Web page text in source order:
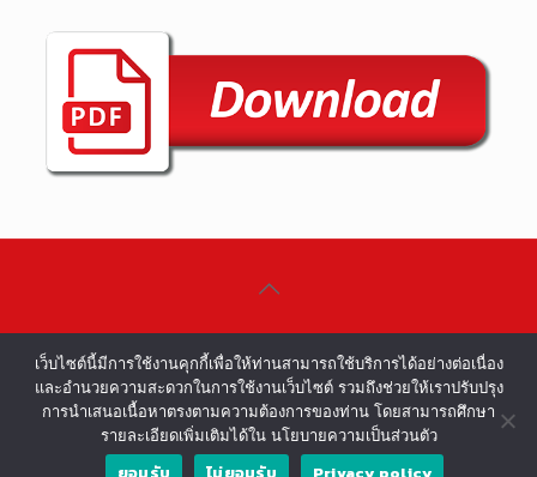
©COPYRIGHT 2002-2016 ALL RIGHTS
RESERVED.
เว็บไซต์นี้มีการใช้งานคุกกี้เพื่อให้ท่านสามารถใช้บริการได้อย่างต่อเนื่อง
และอำนวยความสะดวกในการใช้งานเว็บไซต์ รวมถึงช่วยให้เราปรับปรุง
การนำเสนอเนื้อหาตรงตามความต้องการของท่าน โดยสามารถศึกษา
รายละเอียดเพิ่มเติมได้ใน นโยบายความเป็นส่วนตัว
ยอมรับ ไม่ยอมรับ Privacy policy